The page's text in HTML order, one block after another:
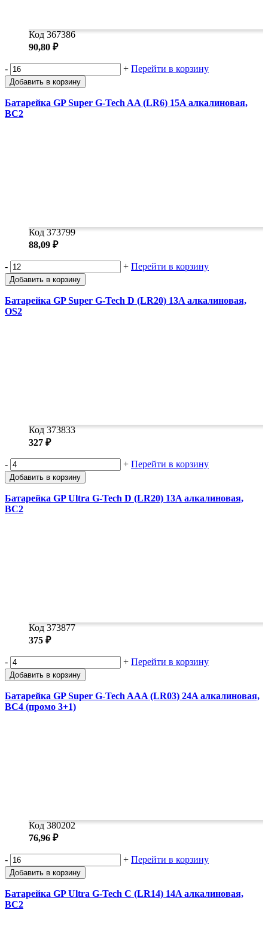
Код 367386
90,80 ₽
- + Перейти в корзину
Добавить в корзину
Батарейка GP Super G-Tech AA (LR6) 15A алкалиновая,
BC2
Код 373799
88,09 ₽
- + Перейти в корзину
Добавить в корзину
Батарейка GP Super G-Tech D (LR20) 13A алкалиновая,
OS2
Код 373833
327 ₽
- + Перейти в корзину
Добавить в корзину
Батарейка GP Ultra G-Tech D (LR20) 13A алкалиновая,
BC2
Код 373877
375 ₽
- + Перейти в корзину
Добавить в корзину
Батарейка GP Super G-Tech AAA (LR03) 24A алкалиновая,
BC4 (промо 3+1)
Код 380202
76,96 ₽
- + Перейти в корзину
Добавить в корзину
Батарейка GP Ultra G-Tech C (LR14) 14A алкалиновая,
BC2